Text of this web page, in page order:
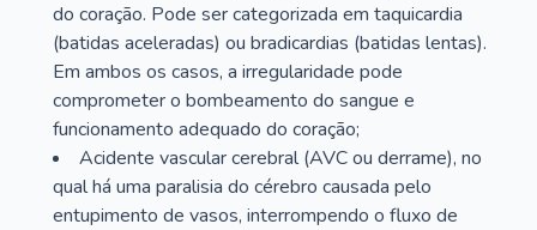
do coração. Pode ser categorizada em taquicardia
(batidas aceleradas) ou bradicardias (batidas lentas).
Em ambos os casos, a irregularidade pode
comprometer o bombeamento do sangue e
funcionamento adequado do coração;
Acidente vascular cerebral (AVC ou derrame), no
qual há uma paralisia do cérebro causada pelo
entupimento de vasos, interrompendo o fluxo de